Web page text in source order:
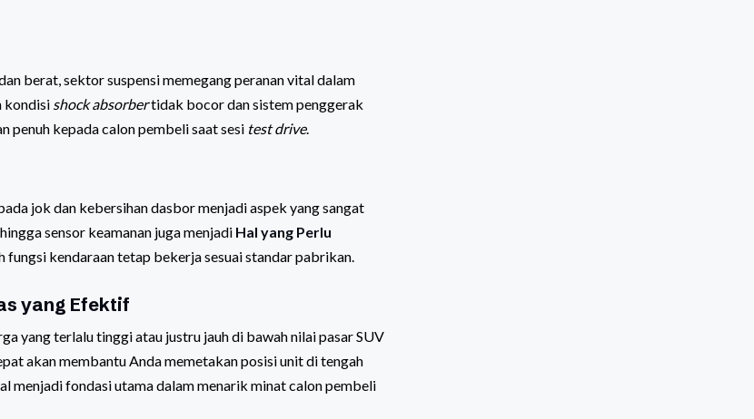
berat, sektor suspensi memegang peranan vital dalam
kondisi shock absorbertidak bocor dan sistem penggerak
penuh kepada calon pembeli saat sesi test drive.
jok dan kebersihan dasbor menjadi aspek yang sangat
sensor keamanan juga menjadi Hal yang Perlu
fungsi kendaraan tetap bekerja sesuai standar pabrikan.
yang Efektif
yang terlalu tinggi atau justru jauh di bawah nilai pasar SUV
akan membantu Anda memetakan posisi unit di tengah
menjadi fondasi utama dalam menarik minat calon pembeli